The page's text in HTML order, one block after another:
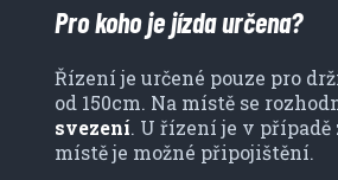
Pro koho je jízda určena?
Řízení je určené pouze pro
od 150cm. Na místě se
svezení. U řízení je v případě
místě je možné připojištění.